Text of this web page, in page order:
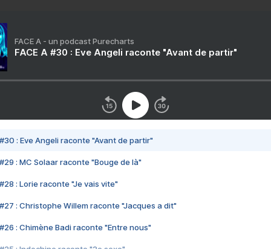
FACE A - un podcast Purecharts
FACE A #30 : Eve Angeli raconte "Avant de partir"
#30 : Eve Angeli raconte "Avant de partir"
#29 : MC Solaar raconte "Bouge de là"
#28 : Lorie raconte "Je vais vite"
#27 : Christophe Willem raconte "Jacques a dit"
#26 : Chimène Badi raconte "Entre nous"